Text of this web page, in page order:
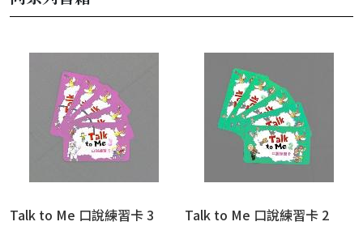
Talk to Me 口說練習卡 3 Talk to Me 口說練習卡 2